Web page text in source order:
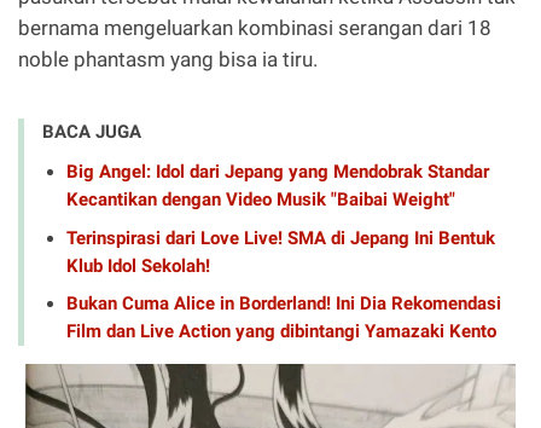
bernama mengeluarkan kombinasi serangan dari 18
noble phantasm yang bisa ia tiru.
BACA JUGA
Big Angel: Idol dari Jepang yang Mendobrak Standar
Kecantikan dengan Video Musik "Baibai Weight"
Terinspirasi dari Love Live! SMA di Jepang Ini Bentuk
Klub Idol Sekolah!
Bukan Cuma Alice in Borderland! Ini Dia Rekomendasi
Film dan Live Action yang dibintangi Yamazaki Kento